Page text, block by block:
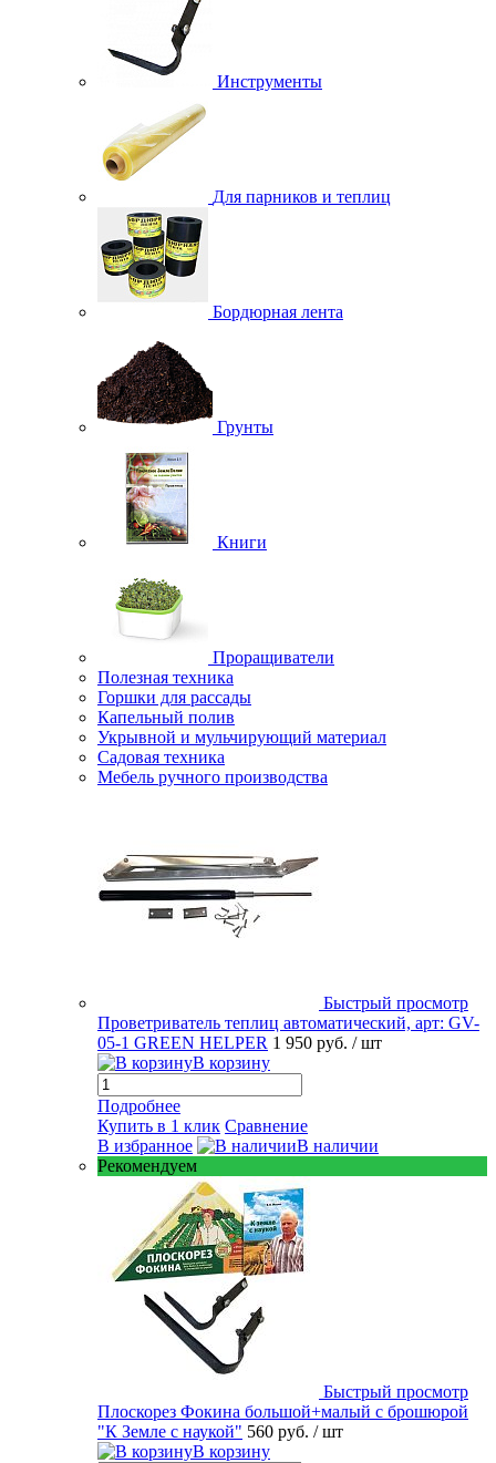
Инструменты
Для парников и теплиц
Бордюрная лента
Грунты
Книги
Проращиватели
Полезная техника
Горшки для рассады
Капельный полив
Укрывной и мульчирующий материал
Садовая техника
Мебель ручного производства
Быстрый просмотр
Проветриватель теплиц автоматический, арт: GV-
05-1 GREEN HELPER 1 950 руб. / шт
В корзину
Подробнее
Купить в 1 клик Сравнение
В избранное
В наличии
Рекомендуем
Быстрый просмотр
Плоскорез Фокина большой+малый с брошюрой
"К Земле с наукой" 560 руб. / шт
В корзину